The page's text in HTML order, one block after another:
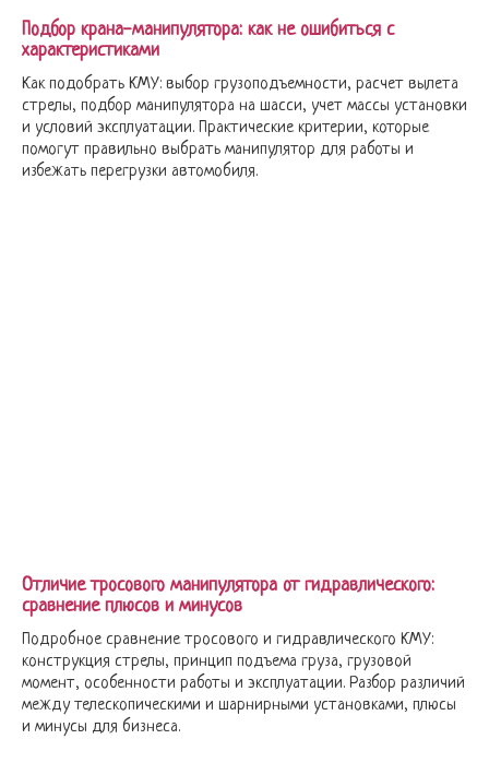
Подбор крана-манипулятора: как не ошибиться с
характеристиками
Как подобрать КМУ: выбор грузоподъемности, расчет вылета
стрелы, подбор манипулятора на шасси, учет массы установки
и условий эксплуатации. Практические критерии, которые
помогут правильно выбрать манипулятор для работы и
избежать перегрузки автомобиля.
Отличие тросового манипулятора от гидравлического:
сравнение плюсов и минусов
Подробное сравнение тросового и гидравлического КМУ:
конструкция стрелы, принцип подъема груза, грузовой
момент, особенности работы и эксплуатации. Разбор различий
между телескопическими и шарнирными установками, плюсы
и минусы для бизнеса.